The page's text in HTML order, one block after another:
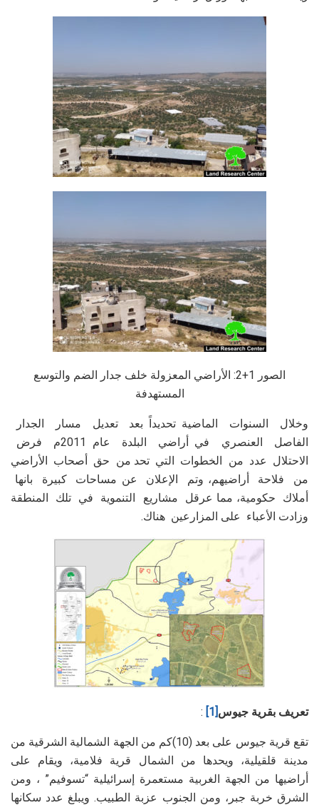
الصور 1+2: الأراضي المعزولة خلف جدار الضم والتوسع
المستهدفة
وخلال السنوات الماضية تحديداً بعد تعديل مسار الجدار
الفاصل العنصري في أراضي البلدة عام 2011م فرض
الاحتلال عدد من الخطوات التي تحد من حق أصحاب الأراضي
من فلاحة أراضيهم، وتم الإعلان عن مساحات كبيرة بانها
أملاك حكومية، مما عرقل مشاريع التنموية في تلك المنطقة
وزادت الأعباء على المزارعين هناك.
تعريف بقرية جيوس[1]
:
تقع قرية جيوس على بعد (10)كم من الجهة الشمالية الشرقية من
مدينة قلقيلية، ويحدها من الشمال قرية فلامية، ويقام على
أراضيها من الجهة الغربية مستعمرة إسرائيلية “تسوفيم” ، ومن
الشرق خربة جبر، ومن الجنوب عزبة الطبيب. ويبلغ عدد سكانها